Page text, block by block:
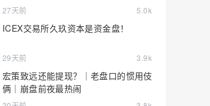
27天前 5.0k
ICEX交易所久玖资本是资金盘！
29天前 3.9k
宏策致远还能提现？｜老盘口的惯用伎
俩｜崩盘前夜最热闹